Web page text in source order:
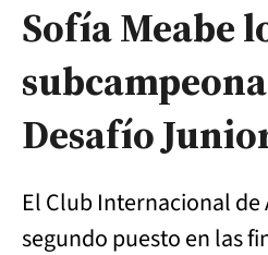
Sofía Meabe
Desafío
El Club Internacional
segundo puesto en las